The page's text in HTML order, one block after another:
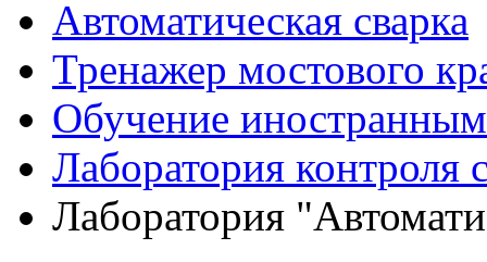
Автоматическая сварка
Тренажер мостового
Обучение
Лаборатория контроля
Лаборатория